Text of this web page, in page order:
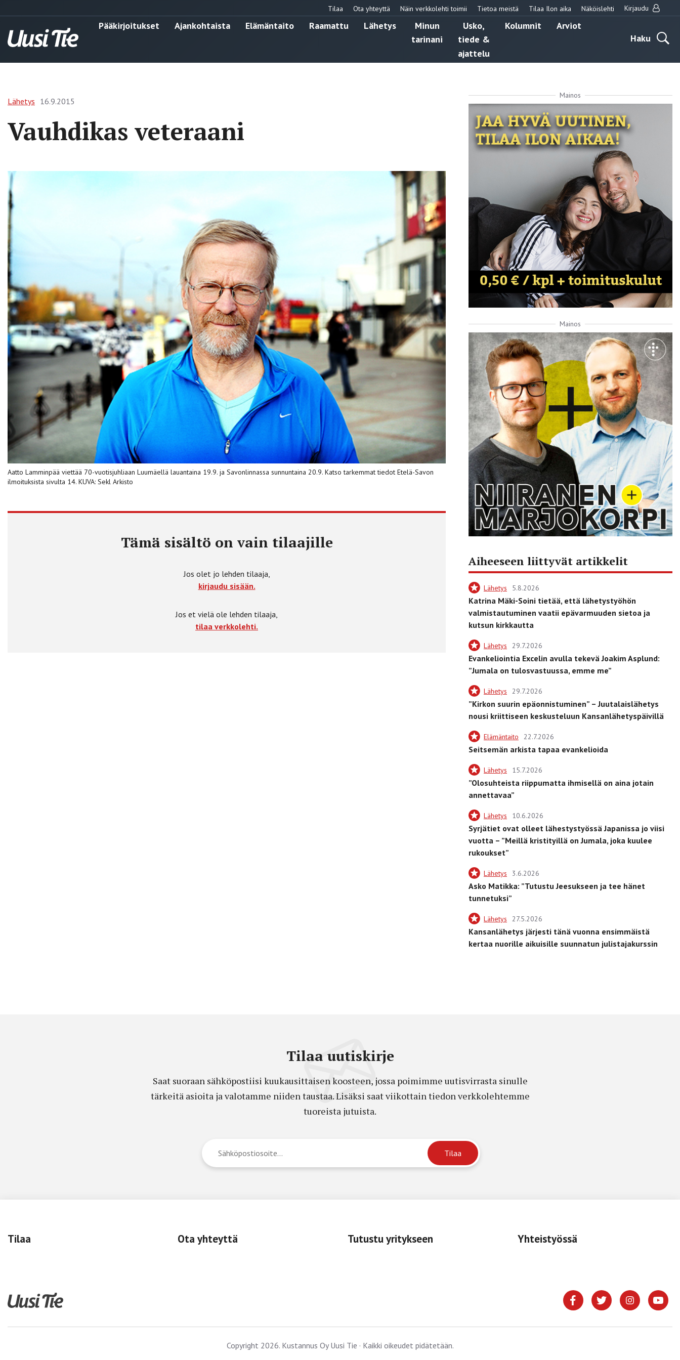
Tilaa Ota yhteyttä Näin verkkolehti toimii Tietoa meistä Tilaa Ilon aika Näköislehti Kirjaudu
Pääkirjoitukset Ajankohtaista Elämäntaito Raamattu Lähetys
Minun
tarinani
Usko,
tiede &
ajattelu
Kolumnit
Arviot
Haku
Lähetys 16.9.2015
Vauhdikas veteraani
Aatto Lamminpää viettää 70-vuotisjuhliaan Luumäellä lauantaina 19.9. ja Savonlinnassa sunnuntaina 20.9. Katso tarkemmat tiedot Etelä-Savon
ilmoituksista sivulta 14. KUVA: Sekl Arkisto
Tämä sisältö on vain tilaajille
Jos olet jo lehden tilaaja,
kirjaudu sisään.
Jos et vielä ole lehden tilaaja,
tilaa verkkolehti.
Mainos
Mainos
Aiheeseen liittyvät artikkelit
Lähetys 5.8.2026
Katrina Mäki-Soini tietää, että lähetystyöhön
valmistautuminen vaatii epävarmuuden sietoa ja
kutsun kirkkautta
Lähetys 29.7.2026
Evankeliointia Excelin avulla tekevä Joakim Asplund:
”Jumala on tulosvastuussa, emme me”
Lähetys 29.7.2026
”Kirkon suurin epäonnistuminen” – Juutalaislähetys
nousi kriittiseen keskusteluun Kansanlähetyspäivillä
Elämäntaito 22.7.2026
Seitsemän arkista tapaa evankelioida
Lähetys 15.7.2026
”Olosuhteista riippumatta ihmisellä on aina jotain
annettavaa”
Lähetys 10.6.2026
Syrjätiet ovat olleet lähestystyössä Japanissa jo viisi
vuotta – ”Meillä kristityillä on Jumala, joka kuulee
rukoukset”
Lähetys 3.6.2026
Asko Matikka: ”Tutustu Jeesukseen ja tee hänet
tunnetuksi”
Lähetys 27.5.2026
Kansanlähetys järjesti tänä vuonna ensimmäistä
kertaa nuorille aikuisille suunnatun julistajakurssin
Tilaa uutiskirje
Saat suoraan sähköpostiisi kuukausittaisen koosteen, jossa poimimme uutisvirrasta sinulle
tärkeitä asioita ja valotamme niiden taustaa. Lisäksi saat viikottain tiedon verkkolehtemme
tuoreista jutuista.
Tilaa Ota yhteyttä Tutustu yritykseen Yhteistyössä
Copyright 2026. Kustannus Oy Uusi Tie · Kaikki oikeudet pidätetään.